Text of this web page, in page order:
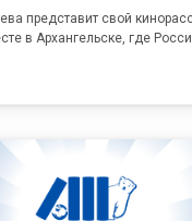
представит свой
в Архангельске, где